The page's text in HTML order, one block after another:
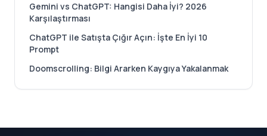
Gemini vs ChatGPT: Hangisi Daha İyi? 2026
Karşılaştırması
ChatGPT ile Satışta Çığır Açın: İşte En İyi 10
Prompt
Doomscrolling: Bilgi Ararken Kaygıya Yakalanmak